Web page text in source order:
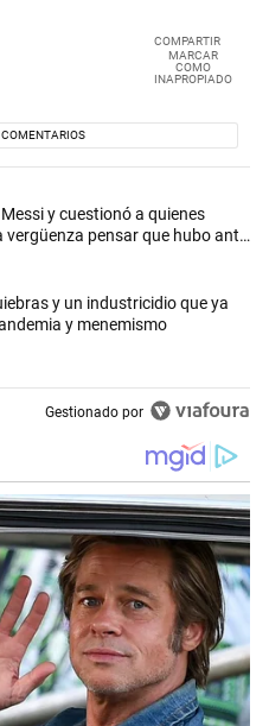
COMPARTIR
MARCAR
COMO
INAPROPIADO
más comentarios en los
"Milei despidió a Jorge Messi y
y cuestionó a quienes
vergüenza pensar que hubo anti-
"Récord histórico de quiebras y
y un industricidio que ya
y menemismo
Gestionado por